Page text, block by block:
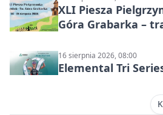
XLI Piesza
Góra Grabarka –
16 sierpnia 2026, 08:00
Elemental Tri